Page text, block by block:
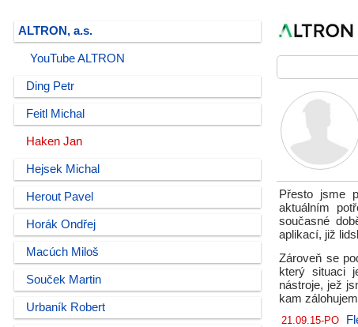
ALTRON, a.s.
YouTube ALTRON
Ding Petr
Feitl Michal
Haken Jan
Hejsek Michal
Herout Pavel
Horák Ondřej
Macúch Miloš
Souček Martin
Urbaník Robert
Přesto jsme
aktuálním
současné
aplikací, již
Zároveň se
který situaci
nástroje, jež
kam
21.09.15-PO